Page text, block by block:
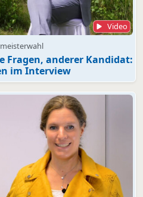
Video
Fragen, anderer Kandidat:
im Interview